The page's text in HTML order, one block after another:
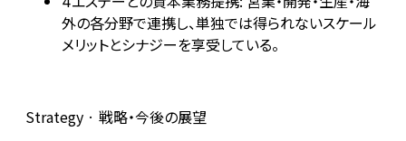
外の各分野で連携し、単独では得られないスケール
メリットとシナジーを享受している。
Strategy · 戦略・今後の展望